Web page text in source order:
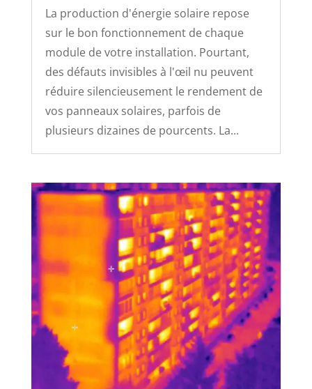
La production d'énergie solaire repose
sur le bon fonctionnement de chaque
module de votre installation. Pourtant,
des défauts invisibles à l'œil nu peuvent
réduire silencieusement le rendement de
vos panneaux solaires, parfois de
plusieurs dizaines de pourcents. La...